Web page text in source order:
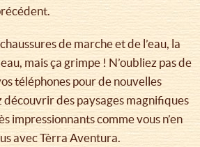
de marche et de l’eau, la
mais ça grimpe ! N’oubliez pas de
téléphones pour de nouvelles
découvrir des paysages magnifiques
impressionnants comme vous n’en
avec Tèrra Aventura.